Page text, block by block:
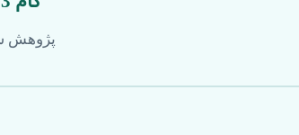
پژوهش